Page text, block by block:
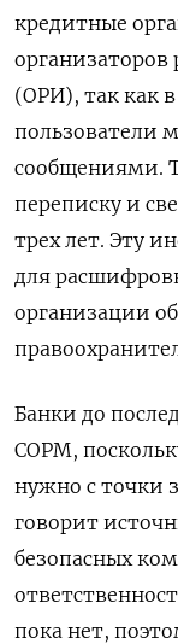
кредитные
(ОРИ), так как
пользователи
сообщениями.
переписку и
трех лет. Эту
для
организации
Банки до
СОРМ,
нужно с точки
говорит
безопасных
пока нет,